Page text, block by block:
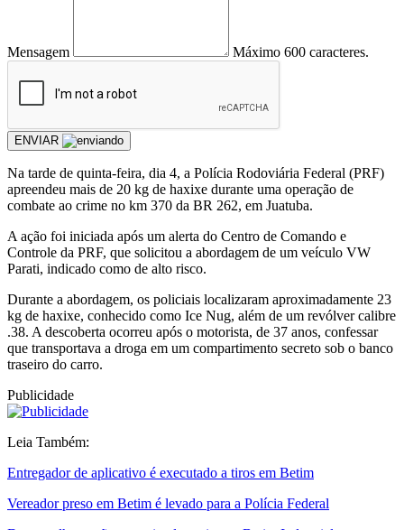
Mensagem Máximo 600 caracteres.
ENVIAR
Na tarde de quinta-feira, dia 4, a Polícia Rodoviária Federal (PRF)
apreendeu mais de 20 kg de haxixe durante uma operação de
combate ao crime no km 370 da BR 262, em Juatuba.
A ação foi iniciada após um alerta do Centro de Comando e
Controle da PRF, que solicitou a abordagem de um veículo VW
Parati, indicado como de alto risco.
Durante a abordagem, os policiais localizaram aproximadamente 23
kg de haxixe, conhecido como Ice Nug, além de um revólver calibre
.38. A descoberta ocorreu após o motorista, de 37 anos, confessar
que transportava a droga em um compartimento secreto sob o banco
traseiro do carro.
Publicidade
Leia Também:
Entregador de aplicativo é executado a tiros em Betim
Vereador preso em Betim é levado para a Polícia Federal